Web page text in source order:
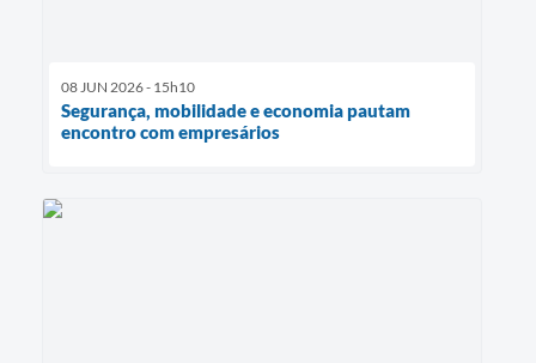
08 JUN 2026 - 15h10
Segurança, mobilidade e economia pautam
encontro com empresários